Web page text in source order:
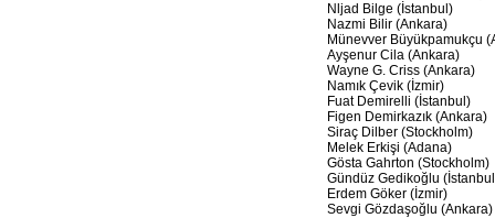
Nljad Bilge (İstanbul)
Nazmi Bilir (Ankara)
Münevver Büyükpamukçu
Ayşenur Cila (Ankara)
Wayne G. Criss (Ankara)
Namık Çevik (İzmir)
Fuat Demirelli (İstanbul)
Figen Demirkazık (Ankara)
Siraç Dilber (Stockholm)
Melek Erkişi (Adana)
Gösta Gahrton (Stockholm)
Gündüz Gedikoğlu
Erdem Göker (İzmir)
Sevgi Gözdaşoğlu (Ankara)